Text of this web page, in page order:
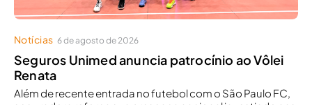
Notícias 6 de agosto de 2026
Seguros Unimed anuncia patrocínio ao Vôlei
Renata
Além de recente entrada no futebol com o São Paulo FC,